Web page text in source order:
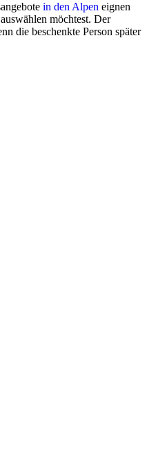
in den Alpen eignen
möchtest. Der
die beschenkte Person später